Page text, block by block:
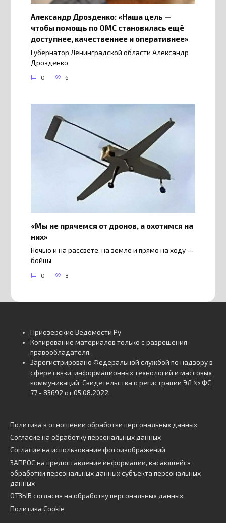
Александр Дрозденко: «Наша цель —
чтобы помощь по ОМС становилась ещё
доступнее, качественнее и оперативнее»
Губернатор Ленинградской области Александр
Дрозденко
0 6
«Мы не прячемся от дронов, а охотимся на
них»
Ночью и на рассвете, на земле и прямо на ходу —
бойцы
0 3
Приозерские Ведомости Ру
Копирование материалов только с разрешения
правообладателя.
Зарегистрировано Федеральной службой по надзору в
сфере связи, информационных технологий и массовых
коммуникаций. Свидетельства о регистрации ЭЛ № ФС
77 - 83692 от 05.08.2022.
Политика в отношении обработки персональных данных
Согласие на обработку персональных данных
Согласие на использование фотоизображений
ЗАПРОС на предоставление информации, касающейся
обработки персональных данных субъекта персональных
данных
ОТЗЫВ согласия на обработку персональных данных
Политика Cookie